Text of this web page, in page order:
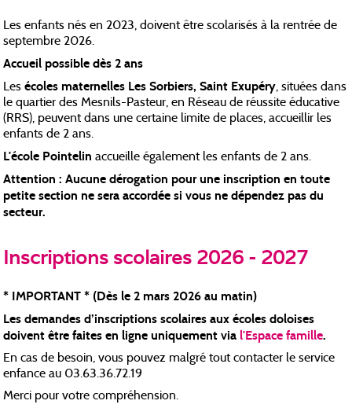
Les enfants nés en 2023, doivent être scolarisés à la rentrée de
septembre 2026.
Accueil possible dès 2 ans
Lesécoles maternelles Les Sorbiers, Saint Exupéry, situées dans
le quartier des Mesnils-Pasteur, en Réseau de réussite éducative
(RRS), peuvent dans une certaine limite de places, accueillir les
enfants de 2 ans.
L'école Pointelin accueille également les enfants de 2 ans.
Attention : Aucune dérogation pour une inscription en toute
petite section ne sera accordée si vous ne dépendez pas du
secteur.
Inscriptions scolaires 2026 - 2027
* IMPORTANT * (Dès le 2 mars 2026 au matin)
Les demandes d’inscriptions scolaires aux écoles doloises
doivent être faites en ligne uniquement via l'Espace famille.
En cas de besoin, vous pouvez malgré tout contacter le service
enfance au 03.63.36.72.19
Merci pour votre compréhension.